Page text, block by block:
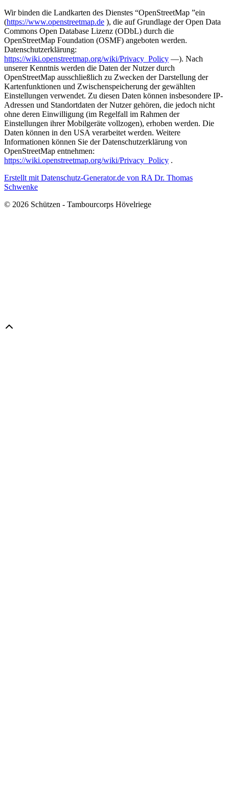
Wir binden die Landkarten des Dienstes “OpenStreetMap ”ein
(https://www.openstreetmap.de ), die auf Grundlage der Open Data
Commons Open Database Lizenz (ODbL) durch die
OpenStreetMap Foundation (OSMF) angeboten werden.
Datenschutzerklärung:
https://wiki.openstreetmap.org/wiki/Privacy_Policy —). Nach
unserer Kenntnis werden die Daten der Nutzer durch
OpenStreetMap ausschließlich zu Zwecken der Darstellung der
Kartenfunktionen und Zwischenspeicherung der gewählten
Einstellungen verwendet. Zu diesen Daten können insbesondere IP-
Adressen und Standortdaten der Nutzer gehören, die jedoch nicht
ohne deren Einwilligung (im Regelfall im Rahmen der
Einstellungen ihrer Mobilgeräte vollzogen), erhoben werden. Die
Daten können in den USA verarbeitet werden. Weitere
Informationen können Sie der Datenschutzerklärung von
OpenStreetMap entnehmen:
https://wiki.openstreetmap.org/wiki/Privacy_Policy .
Erstellt mit Datenschutz-Generator.de von RA Dr. Thomas
Schwenke
© 2026 Schützen - Tambourcorps Hövelriege